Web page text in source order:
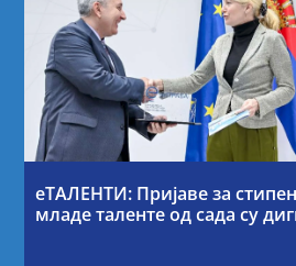
еТАЛЕНТИ: Пријаве за
младе таленте од сада су